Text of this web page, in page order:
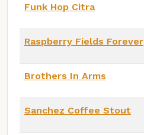
Funk Hop Citra
Raspberry Fields Forever
Brothers In Arms
Sanchez Coffee Stout